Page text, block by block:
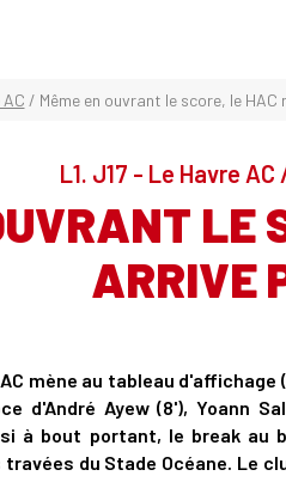
/ Même en ouvrant le score, le HAC
L1. J17 - Le Havre
LE
ARRIVE
mène au tableau
d'André Ayew (8'), Yoann
à bout portant, le break
du Stade Océane. Le